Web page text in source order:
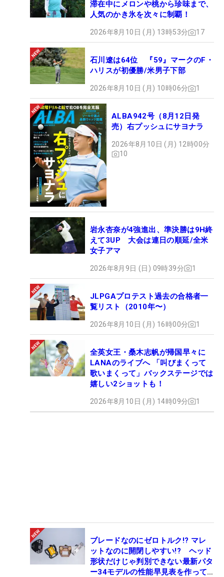
考えると、QT上位に入れなくても、ビッグトーナメ
ントには出場できる可能性があることもみえてく
まとめると、今季は35位までが前半戦フル出場を叶
えた。36～39位までの選手もほとんどの試合に出
場。40位台の選手が出られたのは最大で9試合、50
位台になると最大2試合と激減するという結果だっ
■ファイナルQTに出られれば来季職場は得られる
ちなみに、100位前後であれば下部ツアーには問題
なく全試合に出場が可能。ファイナルQTの出場者は
最低でもQTランク104位が確定するため、来季
の“職場”がない…ということは回避できるというわけ
とはいえ、レギュラーツアーに出場する機会を確保
することがこの4日間の至上命題になるのは言うま
でもない。上位者はもちろんだが、QTランク35位
付近を争う戦いにも注目したい。
【今季前半戦とQTからの最終出場順位】
ダイキンオーキッドレディス（35位）
明治安田生命レディス ヨコハマタイヤゴルフトーナ
メント（35位）
アクサレディスゴルフトーナメント in
ップ（58位）
RKB×三井松島レディス（36位）
ブリヂストンレディス（45位）
リゾートトラスト レディス（47位）
滞在中にメロンや桃から珍味まで、
人気のかき氷を次々に制覇！
2026年8月10日 (月) 13時53分 17
石川遼は64位 『59』マークのF・
ハリスが初優勝/米男子下部
2026年8月10日 (月) 10時06分 1
ALBA942号（8月12日発
売）右プッシュにサヨナラ
2026年8月10日 (月) 12時00分
10
岩永杏奈が4強進出、準決勝は9H終
えて3UP 大会は連日の順延/全米
女子アマ
2026年8月9日 (日) 09時39分 1
JLPGAプロテスト過去の合格者一
覧リスト（2010年〜）
2026年8月10日 (月) 16時00分 1
全英女王・桑木志帆が帰国早々に
LANAのライブへ 「叫びまくって
歌いまくって」バックステージでは
嬉しい2ショットも！
2026年8月10日 (月) 14時09分 1
ブレードなのにゼロトルク!? マレ
ットなのに開閉しやすい!? ヘッド
形状だけじゃ判別できない最新パタ
ー34モデルの性能早見表を作って